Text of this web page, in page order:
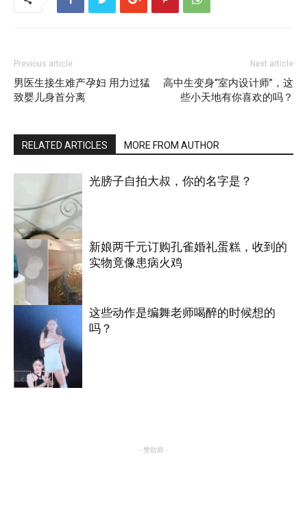
Previous article
男医生接生难产孕妇 用力过猛
致婴儿身首分离
Next article
高中生变身“室内设计师”，这
些小天地有你喜欢的吗？
RELATED ARTICLES MORE FROM AUTHOR
搞笑
光膀子自拍大叔，你的名字是？
国际
新娘两千元订购孔雀婚礼蛋糕，收到的
实物竟像患病火鸡
这些动作是编舞老师喝醉的时候想的
吗？
- 赞助商 -